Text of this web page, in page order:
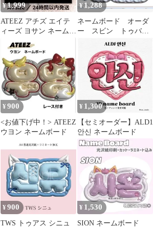
¥1,999
ATEEZ アチズ エイテ
ィーズ ヨサン ネームボ
¥ 1,288
ネームボード オーダ
ー スビン トゥバ
txt ネムボ ぷっくり
名札 ミニ
¥ 900
<お値下げ中！> ATEEZ
ウヨン ネームボード
¥ 1,300
【セミオーダー】ALD1
안신 ネームボード
¥900
TWS トゥアス シニュ
¥ 1,530
SION ネームボード